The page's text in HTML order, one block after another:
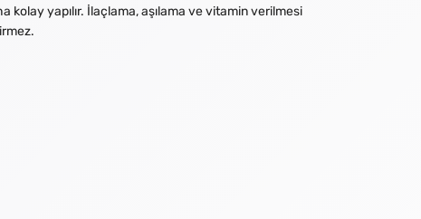
yapılır. İlaçlama, aşılama ve vitamin verilmesi